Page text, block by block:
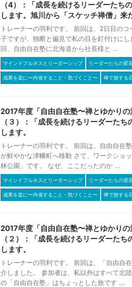
（4）：「成長を続けるリーダーたち
します。旭川から「スケッチ禅僧」来
トレーナーの羽利です。 前回は、2日目の
子ですが、独断と偏見で私の目を釘付けに
回、自由自在塾に北海道から社長様と ...
マインドフルネスとリーダーシップ リーダーたちの変
成果を楽に〜内省すること・気づくこと〜 禅で旅する
2017年度「自由自在塾〜禅とゆかり
（３）：「成長を続けるリーダーた
します。
トレーナーの羽利です。 前回は、自由自在
が鮮やかな津幡町へ移動 さて、ワークショ
林公園」です。 なぜ、ここだったのか ...
マインドフルネスとリーダーシップ リーダーたちの変
成果を楽に〜内省すること・気づくこと〜 禅で旅する
2017年度「自由自在塾〜禅とゆかり
（２）：「成長を続けるリーダーた
します。
トレーナーの羽利です。 前回は、「自由自
介しました。 参加者は、私以外はすべて北
の「自由自在塾」はちょっとした旅です ...